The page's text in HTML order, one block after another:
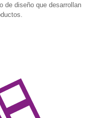
de diseño que desarrollan